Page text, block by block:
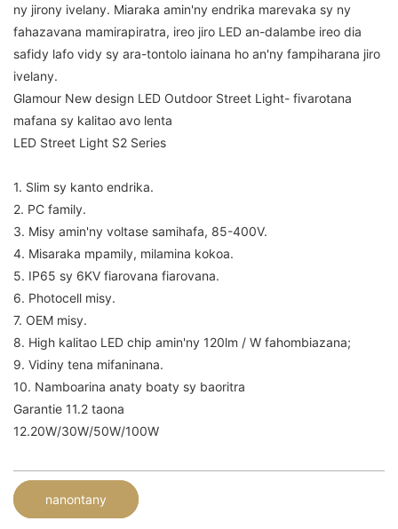
ny jirony ivelany. Miaraka amin'ny endrika marevaka sy ny
fahazavana mamirapiratra, ireo jiro LED an-dalambe ireo dia
safidy lafo vidy sy ara-tontolo iainana ho an'ny fampiharana jiro
ivelany.
Glamour New design LED Outdoor Street Light- fivarotana
mafana sy kalitao avo lenta
LED Street Light S2 Series
1. Slim sy kanto endrika.
2. PC family.
3. Misy amin'ny voltase samihafa, 85-400V.
4. Misaraka mpamily, milamina kokoa.
5. IP65 sy 6KV fiarovana fiarovana.
6. Photocell misy.
7. OEM misy.
8. High kalitao LED chip amin'ny 120lm / W fahombiazana;
9. Vidiny tena mifaninana.
10. Namboarina anaty boaty sy baoritra
Garantie 11.2 taona
12.20W/30W/50W/100W
nanontany